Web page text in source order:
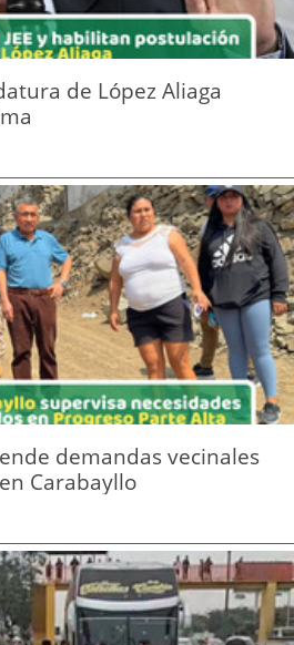
de López Aliaga
demandas vecinales
Carabayllo